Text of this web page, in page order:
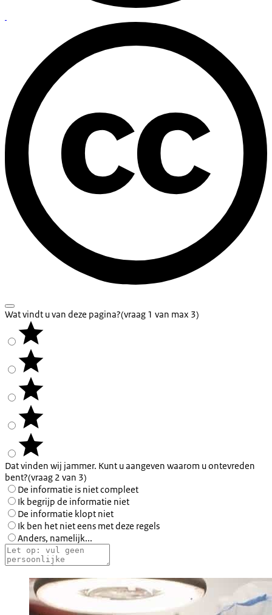
Wat vindt u van deze pagina?(vraag 1 van max 3)
Dat vinden wij jammer. Kunt u aangeven waarom u ontevreden
bent?(vraag 2 van 3)
De informatie is niet compleet
Ik begrijp de informatie niet
De informatie klopt niet
Ik ben het niet eens met deze regels
Anders, namelijk...